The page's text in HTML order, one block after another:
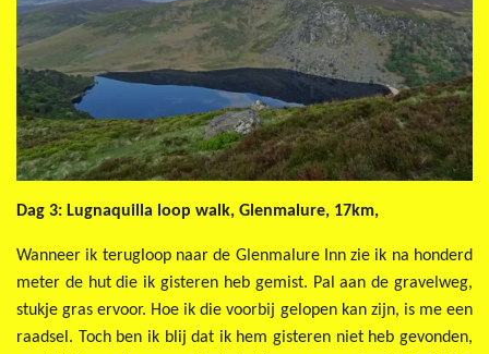
Dag 3: Lugnaquilla loop walk, Glenmalure, 17km,
Wanneer ik terugloop naar de Glenmalure Inn zie ik na honderd
meter de hut die ik gisteren heb gemist. Pal aan de gravelweg,
stukje gras ervoor. Hoe ik die voorbij gelopen kan zijn, is me een
raadsel. Toch ben ik blij dat ik hem gisteren niet heb gevonden,